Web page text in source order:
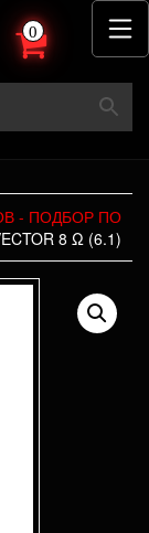
0
- ПОДБОР ПО
8 Ω (6.1)